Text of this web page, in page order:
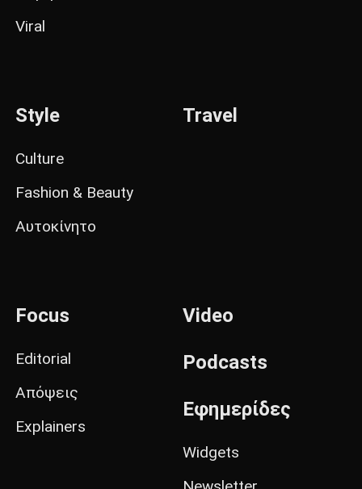
Viral
Style
Culture
Fashion & Beauty
Αυτοκίνητο
Travel
Focus
Editorial
Απόψεις
Explainers
Video
Podcasts
Εφημερίδες
Widgets